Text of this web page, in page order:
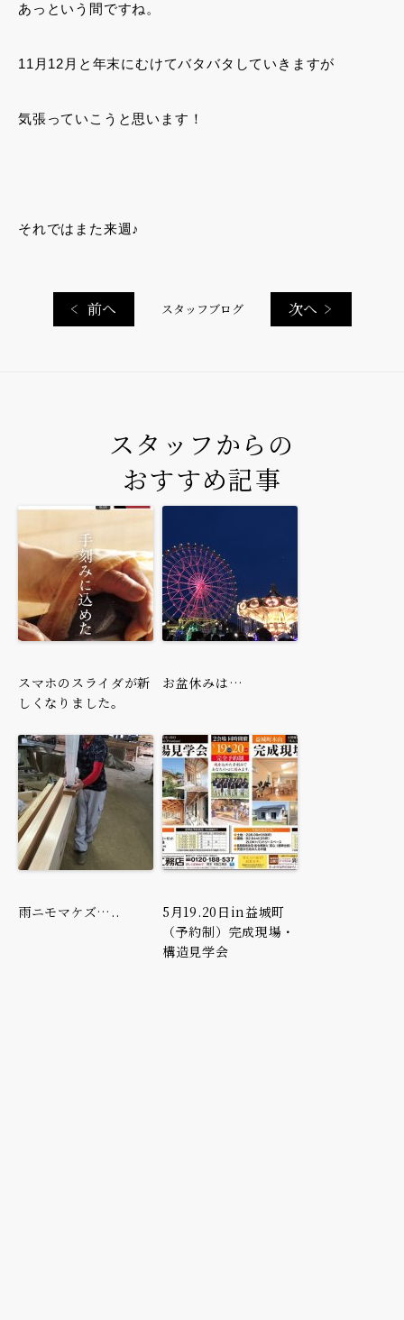
あっという間ですね。
11月12月と年末にむけてバタバタしていきますが
気張っていこうと思います！
それではまた来週♪
前へ スタッフブログ 次へ
スタッフからの
おすすめ記事
スマホのスライダが新
しくなりました。
お盆休みは…
雨ニモマケズ…..
5月19.20日in益城町
（予約制）完成現場・
構造見学会